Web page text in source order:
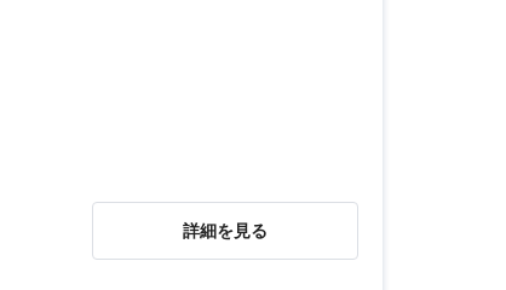
詳細を見る